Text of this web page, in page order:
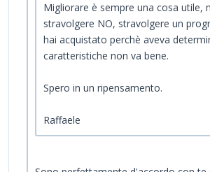
Migliorare è sempre una cosa utile,
stravolgere NO, stravolgere un
hai acquistato perchè aveva
caratteristiche non va bene.
Spero in un ripensamento.
Raffaele